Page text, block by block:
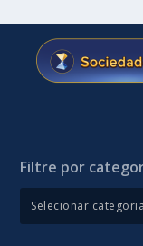
Filtre por